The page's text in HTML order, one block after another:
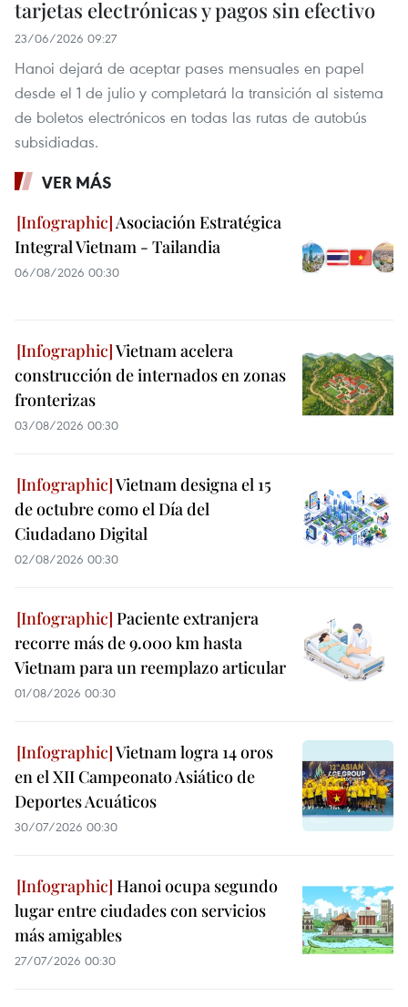
tarjetas electrónicas y pagos sin efectivo
23/06/2026 09:27
Hanoi dejará de aceptar pases mensuales en papel
desde el 1 de julio y completará la transición al sistema
de boletos electrónicos en todas las rutas de autobús
subsidiadas.
VER MÁS
Asociación Estratégica
Integral Vietnam - Tailandia
06/08/2026 00:30
Vietnam acelera
construcción de internados en zonas
fronterizas
03/08/2026 00:30
Vietnam designa el 15
de octubre como el Día del
Ciudadano Digital
02/08/2026 00:30
Paciente extranjera
recorre más de 9.000 km hasta
Vietnam para un reemplazo articular
01/08/2026 00:30
Vietnam logra 14 oros
en el XII Campeonato Asiático de
Deportes Acuáticos
30/07/2026 00:30
Hanoi ocupa segundo
lugar entre ciudades con servicios
más amigables
27/07/2026 00:30